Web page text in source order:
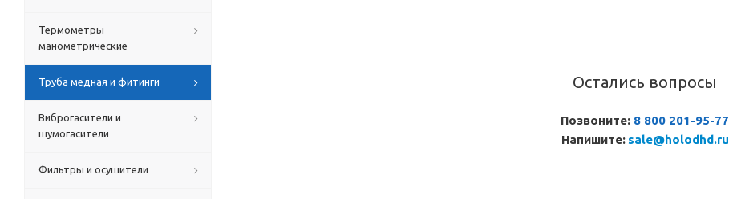
Остались вопросы
Позвоните: 8 800 201-95-77
Напишите: sale@holodhd.ru
Термометры
манометрические
Труба медная и фитинги
Виброгасители и
шумогасители
Фильтры и осушители